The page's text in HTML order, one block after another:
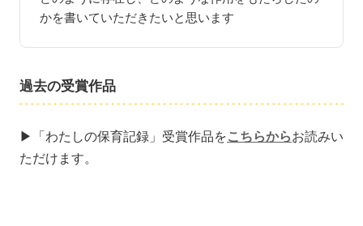
かを書いていただきたいと思います
過去の受賞作品
▶「わたしの保育記録」受賞作品をこちらからお読みい
ただけます。